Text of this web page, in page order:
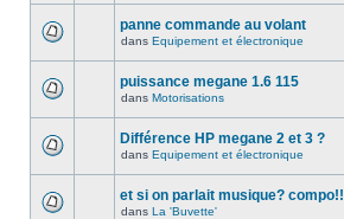
panne commande au volant
dans Equipement et électronique
puissance megane 1.6 115
dans Motorisations
Différence HP megane 2 et 3 ?
dans Equipement et électronique
et si on parlait musique? compo!!
dans La 'Buvette'